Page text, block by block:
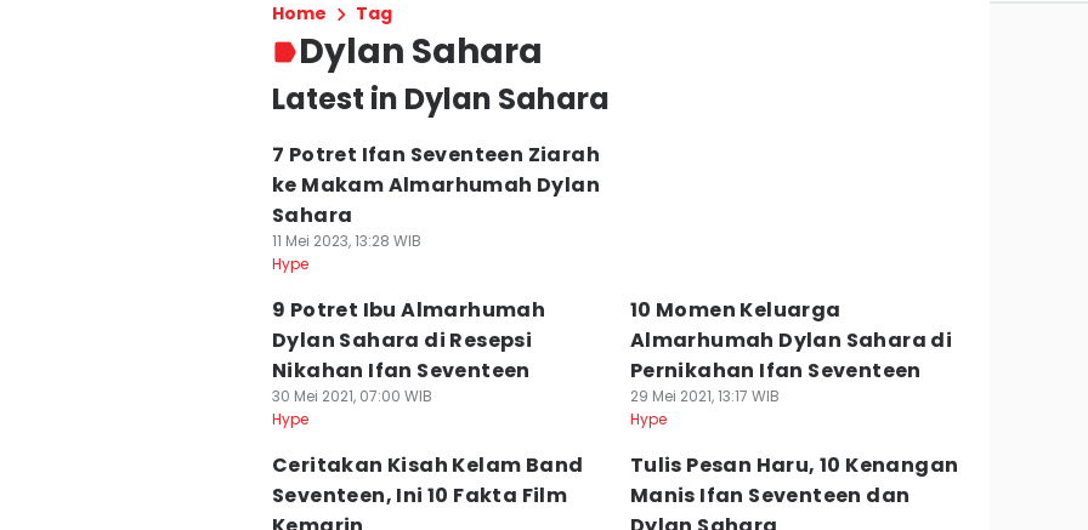
Home Tag
Dylan Sahara
Latest in Dylan Sahara
7 Potret Ifan Seventeen Ziarah
ke Makam Almarhumah Dylan
Sahara
11 Mei 2023, 13:28 WIB
Hype
9 Potret Ibu Almarhumah
Dylan Sahara di Resepsi
Nikahan Ifan Seventeen
30 Mei 2021, 07:00 WIB
Hype
10 Momen Keluarga
Almarhumah Dylan Sahara di
Pernikahan Ifan Seventeen
29 Mei 2021, 13:17 WIB
Hype
Ceritakan Kisah Kelam Band
Seventeen, Ini 10 Fakta Film
Tulis Pesan Haru, 10 Kenangan
Manis Ifan Seventeen dan